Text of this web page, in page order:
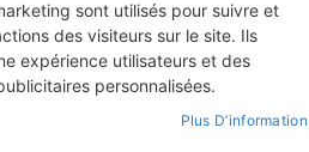
sont utilisés pour suivre et
des visiteurs sur le site. Ils
expérience utilisateurs et des
personnalisées.
Plus D’information